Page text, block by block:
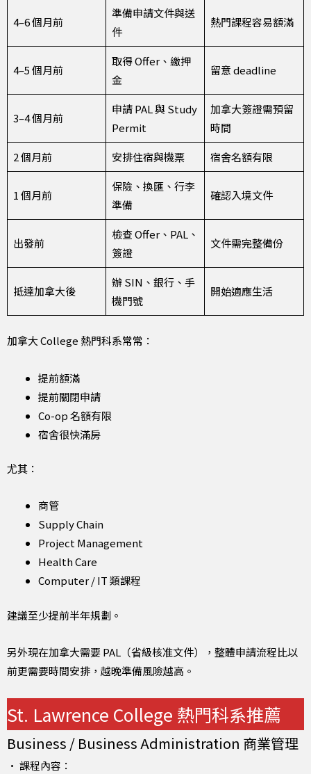
4–6 個月前
準備申請文件與送
件
熱門課程容易額滿
4–5 個月前
取得 Offer、繳押
金
留意 deadline
3–4 個月前
申請 PAL 與 Study
Permit
加拿大簽證需預留
時間
2 個月前
安排住宿與機票 宿舍名額有限
1 個月前
保險、換匯、行李
準備
確認入境文件
出發前
檢查 Offer、PAL、
簽證
文件需完整備份
抵達加拿大後
辦 SIN、銀行、手
機門號
開始適應生活
加拿大 College 熱門科系常常：
提前額滿
提前關閉申請
Co-op 名額有限
宿舍很快滿房
尤其：
商管
Supply Chain
Project Management
Health Care
Computer / IT 類課程
建議至少提前半年規劃。
另外現在加拿大需要 PAL（省級核准文件），整體申請流程比以
前更需要時間安排，越晚準備風險越高。
St. Lawrence College 熱門科系推薦
Business / Business Administration 商業管理
• 課程內容：